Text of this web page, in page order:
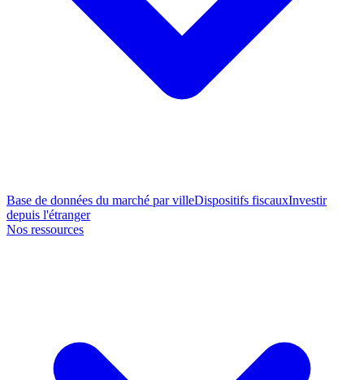
Base de données du marché par villeDispositifs fiscauxInvestir
depuis l'étranger
Nos ressources